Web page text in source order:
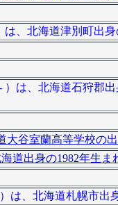
、北海道津別町出
）は、北海道石狩郡
大谷室蘭高等学校の
道出身の1982年生ま
は、北海道札幌市